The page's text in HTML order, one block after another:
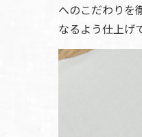
へのこだわりを
なるよう仕上げ